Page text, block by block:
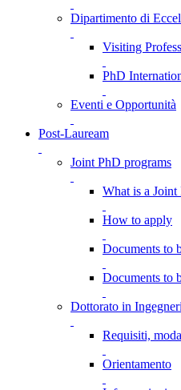
Dipartimento di
Visiting
PhD
Eventi e Opportunità
Post-Lauream
Joint PhD programs
What is a Joint
How to apply
Documents to
Documents to
Dottorato in
Requisiti,
Orientamento